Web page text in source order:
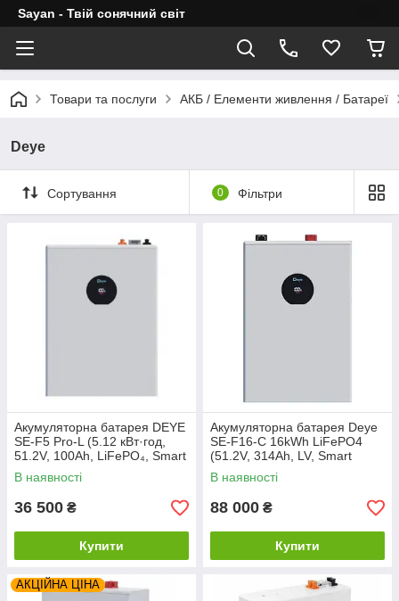
Sayan - Твій сонячний світ
Товари та послуги АКБ / Елементи живлення / Батареї
Deye
Сортування 0 Фільтри
Акумуляторна батарея DEYE
SE-F5 Pro-L (5.12 кВт·год,
51.2V, 100Ah, LiFePO₄, Smart
BMS, LV Battery, без WiFi)
В наявності
36 500 ₴
Купити
Акумуляторна батарея Deye
SE-F16-C 16kWh LiFePO4
(51.2V, 314Ah, LV, Smart
BMS, CAN/RS485, WiFi, Rack
Mount)
В наявності
88 000 ₴
Купити
АКЦІЙНА ЦІНА